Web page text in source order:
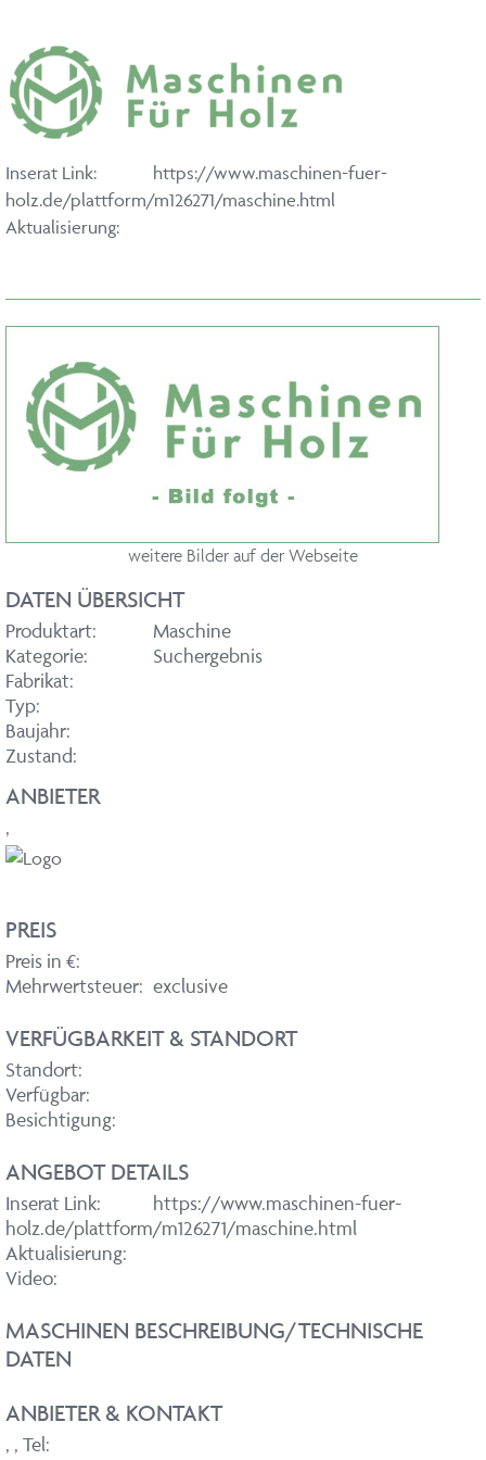
Inserat Link:
https://www.maschinen-fuer-
holz.de/plattform/m126271/maschine.html
Aktualisierung:
weitere Bilder auf der Webseite
DATEN ÜBERSICHT
Produktart:
Maschine
Kategorie:
Suchergebnis
Fabrikat:
Typ:
Baujahr:
Zustand:
ANBIETER
,
PREIS
Preis in €:
Mehrwertsteuer: exclusive
VERFÜGBARKEIT & STANDORT
Standort:
Verfügbar:
Besichtigung:
ANGEBOT DETAILS
Inserat Link:
https://www.maschinen-fuer-
holz.de/plattform/m126271/maschine.html
Aktualisierung:
Video:
MASCHINEN BESCHREIBUNG/TECHNISCHE
DATEN
ANBIETER & KONTAKT
, , Tel: